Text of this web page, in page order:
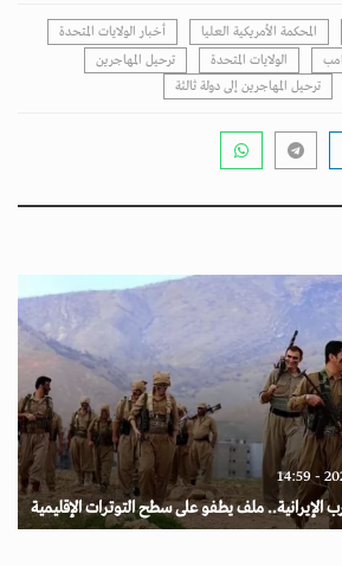
المحكمة الأمريكية العليا
أخبار الولايات المتحدة
الولايات المتحدة
ترحيل المهاجرين
ترحيل المهاجرين إلى دولة ثالثة
الإيرانية.. ملف يطفو على سطح التوترات الإقليمية